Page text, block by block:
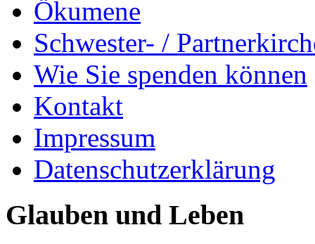
Ökumene
Schwester- /
Wie Sie spenden können
Kontakt
Impressum
Datenschutzerklärung
Glauben und Leben